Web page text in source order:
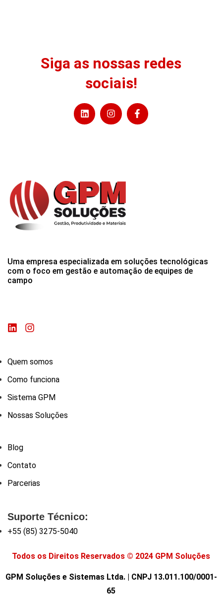
Siga as nossas redes
sociais!
Uma empresa especializada em soluções tecnológicas
com o foco em gestão e automação de equipes de
campo
Quem somos
Como funciona
Sistema GPM
Nossas Soluções
Blog
Contato
Parcerias
Suporte Técnico:
+55 (85) 3275-5040
Todos os Direitos Reservados © 2024 GPM Soluções
GPM Soluções e Sistemas Ltda. | CNPJ 13.011.100/0001-
65